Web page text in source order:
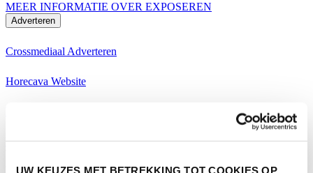
UW KEUZES MET BETREKKING TOT COOKIES OP
MEER INFORMATIE OVER EXPOSEREN
Adverteren
Crossmediaal Adverteren
Horecava Website
Horecava Social Media